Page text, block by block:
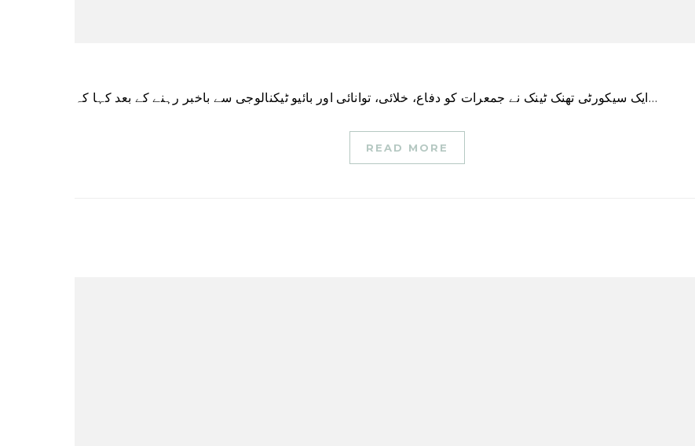
ایک سیکورٹی تھنک ٹینک نے جمعرات کو دفاع، خلائی، توانائی اور بائیو ٹیکنالوجی سے باخبر رہنے کے بعد کہا کہ…
READ MORE